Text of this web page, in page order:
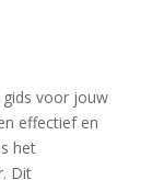
voor jouw
effectief en
het
Dit